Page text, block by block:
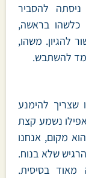
להסביר
בראשה,
להגיון. משהו,
להשתבש.
שצריך להימנע
נשמע קצת
מקום, אנחנו
שלא בנוח.
בסיסית.